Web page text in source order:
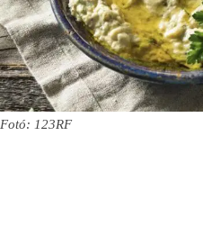
Fotó: 123RF